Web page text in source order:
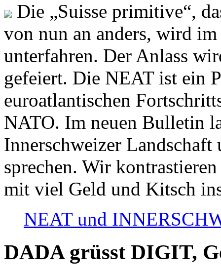
Die „Suisse primitive“,
von nun an anders, wird
unterfahren. Der Anlass
gefeiert. Die NEAT ist ein
euroatlantischen
NATO. Im neuen Bulletin
Innerschweizer
sprechen. Wir
mit viel Geld und Kitsch
NEAT und
DADA grüsst DIGIT,